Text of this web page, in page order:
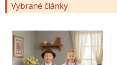
Vybrané články